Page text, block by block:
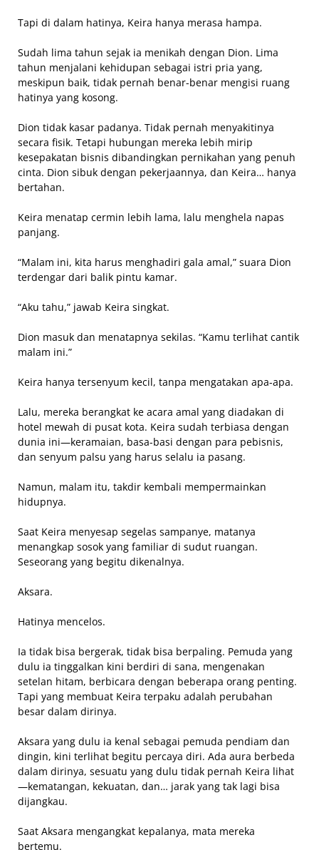
Tapi di dalam hatinya, Keira hanya merasa hampa.
Sudah lima tahun sejak ia menikah dengan Dion. Lima
tahun menjalani kehidupan sebagai istri pria yang,
meskipun baik, tidak pernah benar-benar mengisi ruang
hatinya yang kosong.
Dion tidak kasar padanya. Tidak pernah menyakitinya
secara fisik. Tetapi hubungan mereka lebih mirip
kesepakatan bisnis dibandingkan pernikahan yang penuh
cinta. Dion sibuk dengan pekerjaannya, dan Keira… hanya
bertahan.
Keira menatap cermin lebih lama, lalu menghela napas
panjang.
“Malam ini, kita harus menghadiri gala amal,” suara Dion
terdengar dari balik pintu kamar.
“Aku tahu,” jawab Keira singkat.
Dion masuk dan menatapnya sekilas. “Kamu terlihat cantik
malam ini.”
Keira hanya tersenyum kecil, tanpa mengatakan apa-apa.
Lalu, mereka berangkat ke acara amal yang diadakan di
hotel mewah di pusat kota. Keira sudah terbiasa dengan
dunia ini—keramaian, basa-basi dengan para pebisnis,
dan senyum palsu yang harus selalu ia pasang.
Namun, malam itu, takdir kembali mempermainkan
hidupnya.
Saat Keira menyesap segelas sampanye, matanya
menangkap sosok yang familiar di sudut ruangan.
Seseorang yang begitu dikenalnya.
Aksara.
Hatinya mencelos.
Ia tidak bisa bergerak, tidak bisa berpaling. Pemuda yang
dulu ia tinggalkan kini berdiri di sana, mengenakan
setelan hitam, berbicara dengan beberapa orang penting.
Tapi yang membuat Keira terpaku adalah perubahan
besar dalam dirinya.
Aksara yang dulu ia kenal sebagai pemuda pendiam dan
dingin, kini terlihat begitu percaya diri. Ada aura berbeda
dalam dirinya, sesuatu yang dulu tidak pernah Keira lihat
—kematangan, kekuatan, dan… jarak yang tak lagi bisa
dijangkau.
Saat Aksara mengangkat kepalanya, mata mereka
bertemu.